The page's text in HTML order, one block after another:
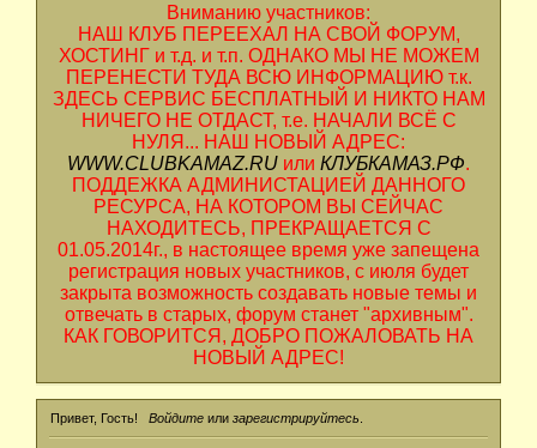
Вниманию участников:
НАШ КЛУБ ПЕРЕЕХАЛ НА СВОЙ ФОРУМ,
ХОСТИНГ и т.д. и т.п. ОДНАКО МЫ НЕ МОЖЕМ
ПЕРЕНЕСТИ ТУДА ВСЮ ИНФОРМАЦИЮ т.к.
ЗДЕСЬ СЕРВИС БЕСПЛАТНЫЙ И НИКТО НАМ
НИЧЕГО НЕ ОТДАСТ, т.е. НАЧАЛИ ВСЁ С
НУЛЯ... НАШ НОВЫЙ АДРЕС:
WWW.CLUBKAMAZ.RU или КЛУБКАМАЗ.РФ.
ПОДДЕЖКА АДМИНИСТАЦИЕЙ ДАННОГО
РЕСУРСА, НА КОТОРОМ ВЫ СЕЙЧАС
НАХОДИТЕСЬ, ПРЕКРАЩАЕТСЯ С
01.05.2014г., в настоящее время уже запещена
регистрация новых участников, с июля будет
закрыта возможность создавать новые темы и
отвечать в старых, форум станет "архивным".
КАК ГОВОРИТСЯ, ДОБРО ПОЖАЛОВАТЬ НА
НОВЫЙ АДРЕС!
Привет, Гость! Войдитеили зарегистрируйтесь